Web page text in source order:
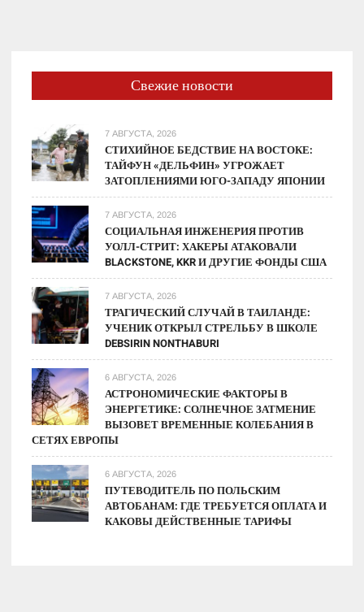
Свежие новости
7 АВГУСТА, 2026
СТИХИЙНОЕ БЕДСТВИЕ НА ВОСТОКЕ:
ТАЙФУН «ДЕЛЬФИН» УГРОЖАЕТ
ЗАТОПЛЕНИЯМИ ЮГО-ЗАПАДУ ЯПОНИИ
7 АВГУСТА, 2026
СОЦИАЛЬНАЯ ИНЖЕНЕРИЯ ПРОТИВ
УОЛЛ-СТРИТ: ХАКЕРЫ АТАКОВАЛИ
BLACKSTONE, KKR И ДРУГИЕ ФОНДЫ США
7 АВГУСТА, 2026
ТРАГИЧЕСКИЙ СЛУЧАЙ В ТАИЛАНДЕ:
УЧЕНИК ОТКРЫЛ СТРЕЛЬБУ В ШКОЛЕ
DEBSIRIN NONTHABURI
6 АВГУСТА, 2026
АСТРОНОМИЧЕСКИЕ ФАКТОРЫ В
ЭНЕРГЕТИКЕ: СОЛНЕЧНОЕ ЗАТМЕНИЕ
ВЫЗОВЕТ ВРЕМЕННЫЕ КОЛЕБАНИЯ В
СЕТЯХ ЕВРОПЫ
6 АВГУСТА, 2026
ПУТЕВОДИТЕЛЬ ПО ПОЛЬСКИМ
АВТОБАНАМ: ГДЕ ТРЕБУЕТСЯ ОПЛАТА И
КАКОВЫ ДЕЙСТВЕННЫЕ ТАРИФЫ